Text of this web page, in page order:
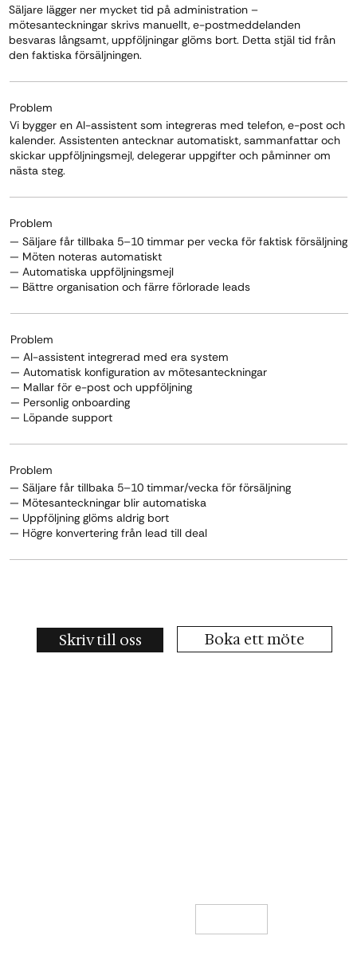
Säljare lägger ner mycket tid på administration –
mötesanteckningar skrivs manuellt, e-postmeddelanden
besvaras långsamt, uppföljningar glöms bort. Detta stjäl tid från
den faktiska försäljningen.
Problem
Vi bygger en AI-assistent som integreras med telefon, e-post och
kalender. Assistenten antecknar automatiskt, sammanfattar och
skickar uppföljningsmejl, delegerar uppgifter och påminner om
nästa steg.
Problem
— Säljare får tillbaka 5–10 timmar per vecka för faktisk försäljning
— Möten noteras automatiskt
— Automatiska uppföljningsmejl
— Bättre organisation och färre förlorade leads
Problem
— AI-assistent integrerad med era system
— Automatisk konfiguration av mötesanteckningar
— Mallar för e-post och uppföljning
— Personlig onboarding
— Löpande support
Problem
— Säljare får tillbaka 5–10 timmar/vecka för försäljning
— Mötesanteckningar blir automatiska
— Uppföljning glöms aldrig bort
— Högre konvertering från lead till deal
Skriv till oss Boka ett möte